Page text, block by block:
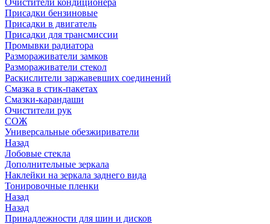
Очистители кондиционера
Присадки бензиновые
Присадки в двигатель
Присадки для трансмиссии
Промывки радиатора
Размораживатели замков
Размораживатели стекол
Раскислители заржавевших соединений
Смазка в стик-пакетах
Смазки-карандаши
Очистители рук
СОЖ
Универсальные обезжириватели
Назад
Лобовые стекла
Дополнительные зеркала
Наклейки на зеркала заднего вида
Тонировочные пленки
Назад
Назад
Принадлежности для шин и дисков